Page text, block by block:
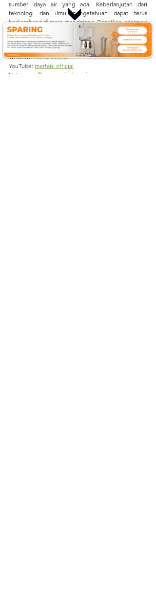
sumber daya air yang ada. Keberlanjutan dari
teknologi dan ilmu pengetahuan dapat terus
berkembang di masa mendatang. Dapatkan informasi
lainnya seputar ilmu lingkungan dan pertanian
dengan cara mengunjungi kami di:
Website: mertani.co.id
YouTube: mertani official
Instagram: @mertani_indonesia